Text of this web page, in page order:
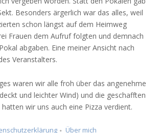
Besonders ärgerlich war das alles, weil
schon längst auf dem Heimweg
Frauen dem Aufruf folgten und demnach
abgaben. Eine meiner Ansicht nach
Veranstalters.
waren wir alle froh über das angenehme
und leichter Wind) und die geschafften
wir uns auch eine Pizza verdient.
Über mich